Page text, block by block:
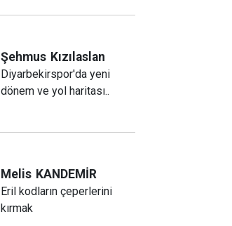
Şehmus Kızılaslan
Diyarbekirspor'da yeni
dönem ve yol haritası..
Melis KANDEMİR
Eril kodların çeperlerini
kırmak